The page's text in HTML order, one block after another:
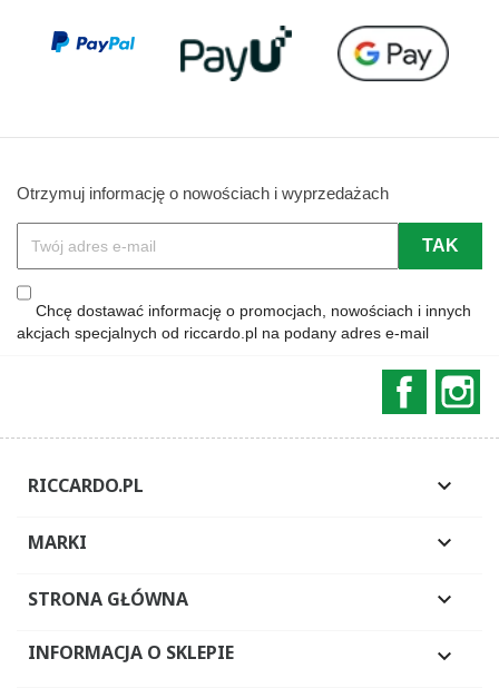
Otrzymuj informację o nowościach i wyprzedażach
Chcę dostawać informację o promocjach, nowościach i innych
akcjach specjalnych od riccardo.pl na podany adres e-mail
RICCARDO.PL 
MARKI 
STRONA GŁÓWNA 
INFORMACJA O SKLEPIE 